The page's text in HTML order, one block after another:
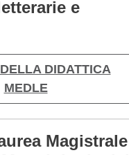
e
DIDATTICA
MEDLE
Magistrale